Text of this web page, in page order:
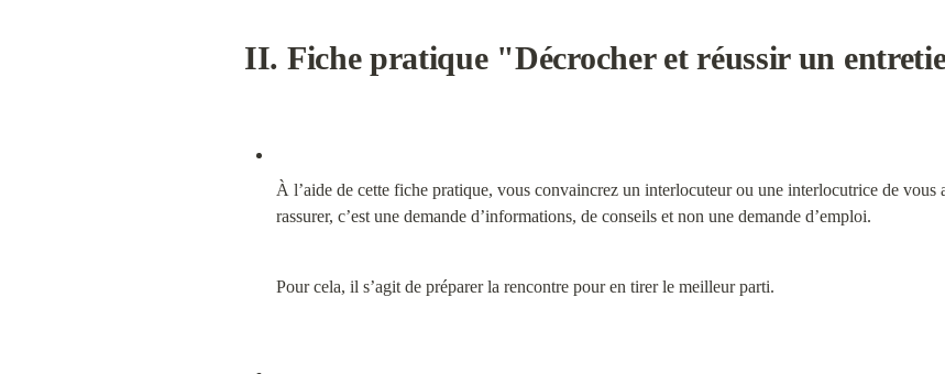
II. Fiche pratique "Décrocher et réussir un
À l’aide de cette fiche pratique, vous convaincrez un interlocuteur ou une interlocutrice de vous
rassurer, c’est une demande d’informations, de conseils et non une demande d’emploi.
Pour cela, il s’agit de préparer la rencontre pour en tirer le meilleur parti.